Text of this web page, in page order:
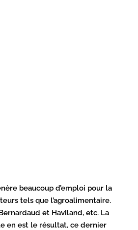
beaucoup d’emploi pour la
tels que l’agroalimentaire.
et Haviland, etc. La
en est le résultat, ce dernier